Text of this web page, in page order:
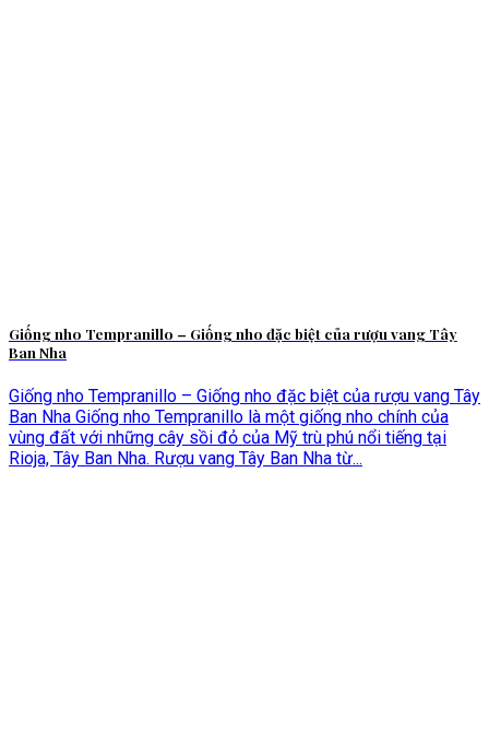
Giống nho Tempranillo – Giống nho đặc biệt của rượu vang Tây
Ban Nha
Giống nho Tempranillo – Giống nho đặc biệt của rượu vang Tây
Ban Nha Giống nho Tempranillo là một giống nho chính của
vùng đất với những cây sồi đỏ của Mỹ trù phú nổi tiếng tại
Rioja, Tây Ban Nha. Rượu vang Tây Ban Nha từ...